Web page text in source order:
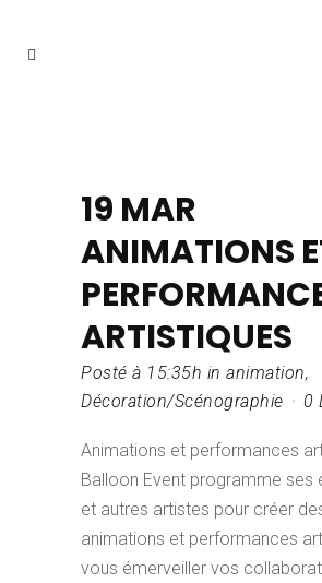
19 MAR
ANIMATIONS
ARTISTIQUES
Posté à 15:35h in animation,
Décoration/Scénographie
0
Animations et performances
Balloon Event programme ses
et autres artistes pour créer
animations et performances
vous émerveiller vos